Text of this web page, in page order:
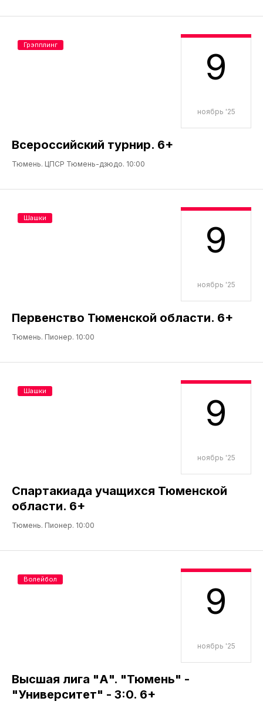
9
ноябрь '25
Всероссийский турнир. 6+
Тюмень. ЦПСР Тюмень-дзюдо. 10:00
Грэпплинг
9
ноябрь '25
Первенство Тюменской области. 6+
Тюмень. Пионер. 10:00
Шашки
9
ноябрь '25
Спартакиада учащихся Тюменской
области. 6+
Тюмень. Пионер. 10:00
Шашки
9
ноябрь '25
Высшая лига "А". "Тюмень" -
"Университет" - 3:0. 6+
Волейбол